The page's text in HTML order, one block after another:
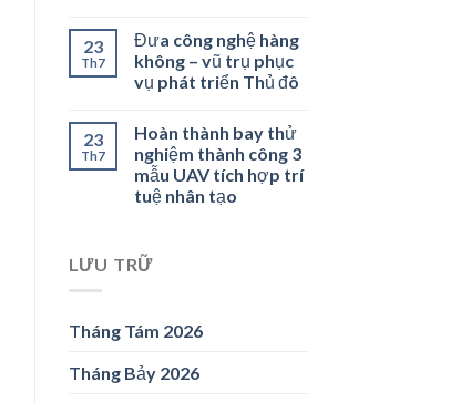
23
Th7
Đưa công nghệ hàng
không – vũ trụ phục
vụ phát triển Thủ đô
23
Th7
Hoàn thành bay thử
nghiệm thành công 3
mẫu UAV tích hợp trí
tuệ nhân tạo
LƯU TRỮ
Tháng Tám 2026
Tháng Bảy 2026